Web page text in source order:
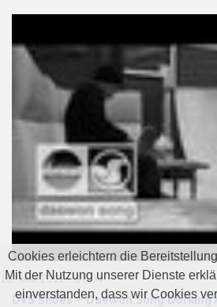
16. Mai 2012 07:04
DVS Shoes – Daewon Song Dorking
Cookies erleichtern die
Mit der Nutzung unserer Dienste
einverstanden, dass wir Cookies